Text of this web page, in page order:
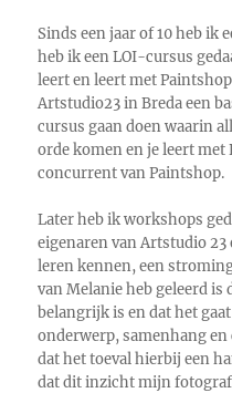
Sinds een jaar of 10 heb ik
heb ik een LOI-cursus
leert en leert met
Artstudio23 in Breda een
cursus gaan doen waarin
orde komen en je leert met
concurrent van Paintshop.
Later heb ik workshops
eigenaren van Artstudio
leren kennen, een
van Melanie heb geleerd
belangrijk is en dat het
onderwerp, samenhang
dat het toeval hierbij een
dat dit inzicht mijn